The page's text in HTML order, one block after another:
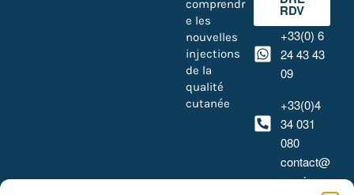
comprendr
e les
nouvelles
injections
de la
qualité
cutanée
RDV
+33(0) 6
24 43 43
09
+33(0)4
34 031
080
contact@
renaissa